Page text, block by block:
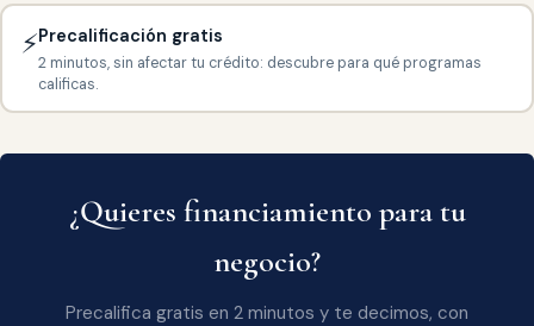
⚡Precalificación gratis
2 minutos, sin afectar tu crédito: descubre para qué programas
calificas.
¿Quieres financiamiento para tu
negocio?
Precalifica gratis en 2 minutos y te decimos, con